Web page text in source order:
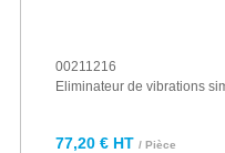
00211216
Eliminateur de vibrations
77,20 € HT / Pièce